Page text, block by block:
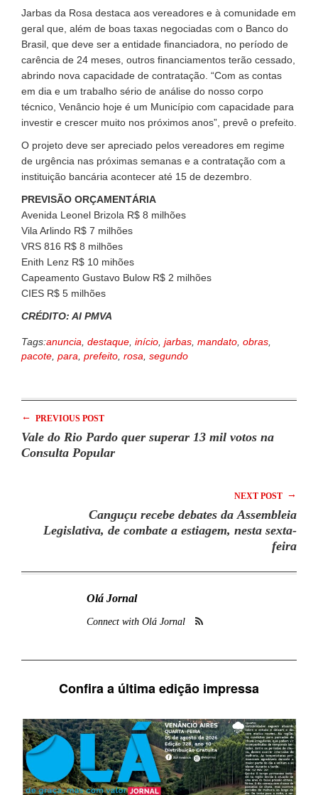
Jarbas da Rosa destaca aos vereadores e à comunidade em
geral que, além de boas taxas negociadas com o Banco do
Brasil, que deve ser a entidade financiadora, no período de
carência de 24 meses, outros financiamentos terão cessado,
abrindo nova capacidade de contratação. “Com as contas
em dia e um trabalho sério de análise do nosso corpo
técnico, Venâncio hoje é um Município com capacidade para
investir e crescer muito nos próximos anos”, prevê o prefeito.
O projeto deve ser apreciado pelos vereadores em regime
de urgência nas próximas semanas e a contratação com a
instituição bancária acontecer até 15 de dezembro.
PREVISÃO ORÇAMENTÁRIA
Avenida Leonel Brizola R$ 8 milhões
Vila Arlindo R$ 7 milhões
VRS 816 R$ 8 milhões
Enith Lenz R$ 10 mihões
Capeamento Gustavo Bulow R$ 2 milhões
CIES R$ 5 milhões
CRÉDITO: AI PMVA
Tags:anuncia, destaque, início, jarbas, mandato, obras,
pacote, para, prefeito, rosa, segundo
← PREVIOUS POST
Vale do Rio Pardo quer superar 13 mil votos na
Consulta Popular
NEXT POST →
Canguçu recebe debates da Assembleia
Legislativa, de combate a estiagem, nesta sexta-
feira
Olá Jornal
Connect with Olá Jornal
Confira a última edição impressa